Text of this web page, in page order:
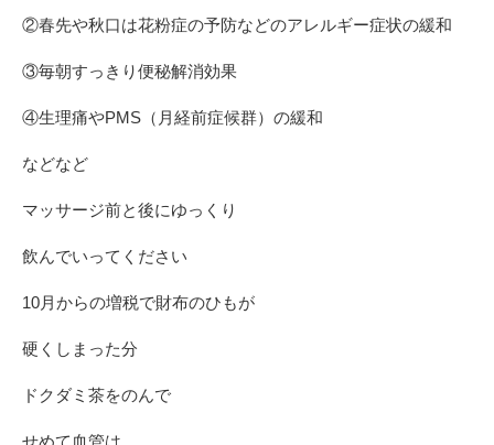
②春先や秋口は花粉症の予防などのアレルギー症状の緩和
③毎朝すっきり便秘解消効果
④生理痛やPMS（月経前症候群）の緩和
などなど
マッサージ前と後にゆっくり
飲んでいってください
10月からの増税で財布のひもが
硬くしまった分
ドクダミ茶をのんで
せめて血管は